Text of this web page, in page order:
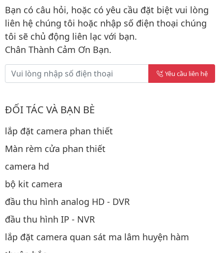
Bạn có câu hỏi, hoặc có yêu cầu đặt biệt vui lòng
liên hệ chúng tôi hoặc nhập số điện thoại chúng
tôi sẽ chủ động liên lạc với bạn.
Chân Thành Cảm Ơn Bạn.
Yêu cầu liên hệ
ĐỐI TÁC VÀ BẠN BÈ
lắp đặt camera phan thiết
Màn rèm cửa phan thiết
camera hd
bộ kit camera
đầu thu hình analog HD - DVR
đầu thu hình IP - NVR
lắp đặt camera quan sát ma lâm huyện hàm